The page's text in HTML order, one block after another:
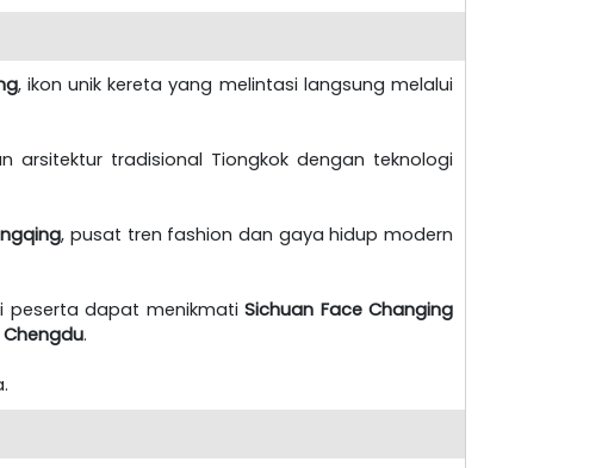
, ikon unik kereta yang melintasi langsung melalui
arsitektur tradisional Tiongkok dengan teknologi
, pusat tren fashion dan gaya hidup modern
peserta dapat menikmatiSichuan Face Changing
.